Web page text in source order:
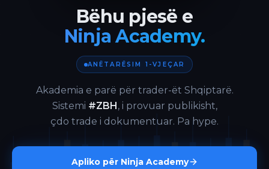
Bëhu pjesë e
Ninja Academy.
ANËTARËSIM 1-VJEÇAR
Akademia e parë për trader-ët Shqiptarë.
Sistemi #ZBH, i provuar publikisht,
çdo trade i dokumentuar. Pa hype.
Apliko për Ninja Academy